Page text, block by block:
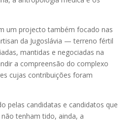
um projecto também focado nas
da Jugoslávia — terreno fértil
mantidas e negociadas na
a compreensão do complexo
cujas contribuições foram
pelas candidatas e candidatos que
tenham tido, ainda, a